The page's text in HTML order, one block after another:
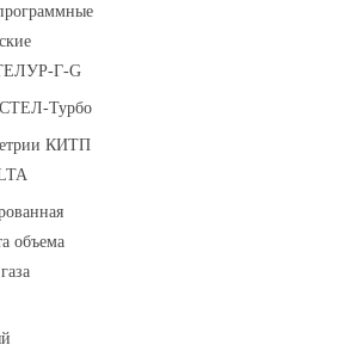
Г-G
СТЕЛ-Турбо
КИТП
объема